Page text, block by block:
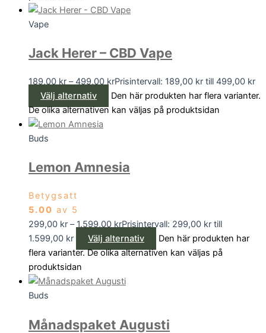
Vape
Jack Herer – CBD Vape
189,00 kr – 499,00 krPrisintervall: 189,00 kr till 499,00 kr
Välj alternativ
Den här produkten har flera varianter.
De olika alternativen kan väljas på produktsidan
Buds
Lemon Amnesia
Betygsatt
5.00 av 5
299,00 kr – 1.599,00 krPrisintervall: 299,00 kr till
1.599,00 kr
Välj alternativ
Den här produkten har
flera varianter. De olika alternativen kan väljas på
produktsidan
Buds
Månadspaket Augusti